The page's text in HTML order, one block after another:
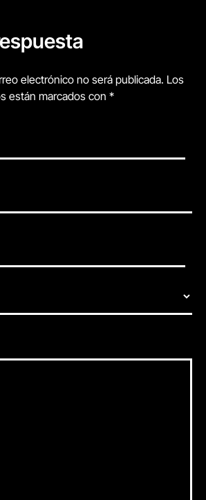
electrónico no será publicada. Los
están marcados con *